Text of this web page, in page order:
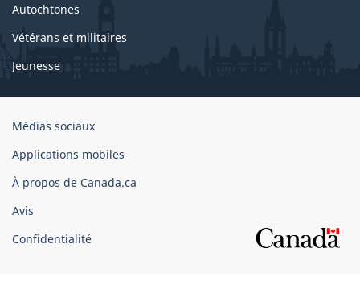
Autochtones
Vétérans et militaires
Jeunesse
Organisation
gouvernement
du
Canada
Médias sociaux
Applications mobiles
À propos de Canada.ca
Avis
Confidentialité